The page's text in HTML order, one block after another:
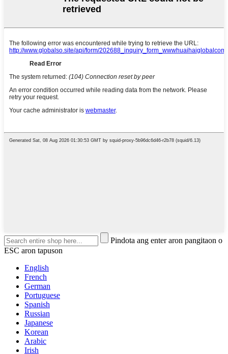
Pindota ang enter aron pangitaon o
ESC aron tapuson
English
French
German
Portuguese
Spanish
Russian
Japanese
Korean
Arabic
Irish